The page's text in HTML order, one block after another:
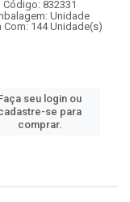
Código: 832331
Unidade
Com: 144 Unidade(s)
seu login ou
se para
comprar.